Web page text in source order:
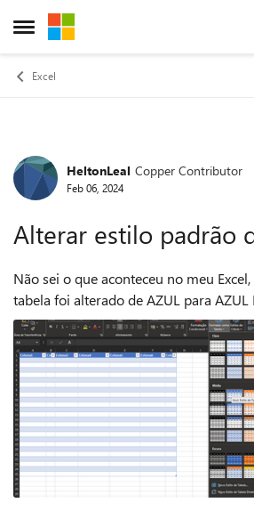
Open Side Menu
Skip to content
Excel
Forum Discussion
HeltonLeal Copper Contributor
Feb 06, 2024
Alterar estilo padrão
Não sei o que aconteceu no meu
tabela foi alterado de AZUL para AZUL
reparar o Excel, mas não resolveu. Fiz
internet, mas também ...